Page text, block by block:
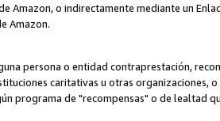
Amazon, o indirectamente mediante un
Amazon.
persona o entidad contraprestación,
caritativas u otras organizaciones,
programa de "recompensas" o de lealtad